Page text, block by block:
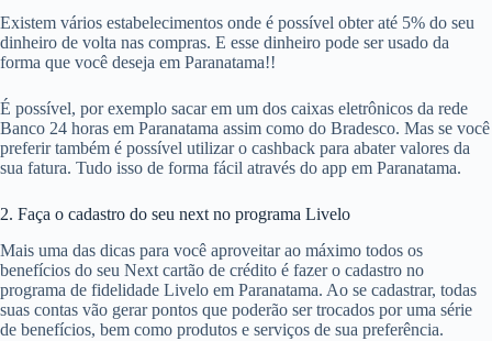
Existem vários estabelecimentos onde é possível obter até 5% do seu
dinheiro de volta nas compras. E esse dinheiro pode ser usado da
forma que você deseja em Paranatama!!
É possível, por exemplo sacar em um dos caixas eletrônicos da rede
Banco 24 horas em Paranatama assim como do Bradesco. Mas se você
preferir também é possível utilizar o cashback para abater valores da
sua fatura. Tudo isso de forma fácil através do app em Paranatama.
2. Faça o cadastro do seu next no programa Livelo
Mais uma das dicas para você aproveitar ao máximo todos os
benefícios do seu Next cartão de crédito é fazer o cadastro no
programa de fidelidade Livelo em Paranatama. Ao se cadastrar, todas
suas contas vão gerar pontos que poderão ser trocados por uma série
de benefícios, bem como produtos e serviços de sua preferência.